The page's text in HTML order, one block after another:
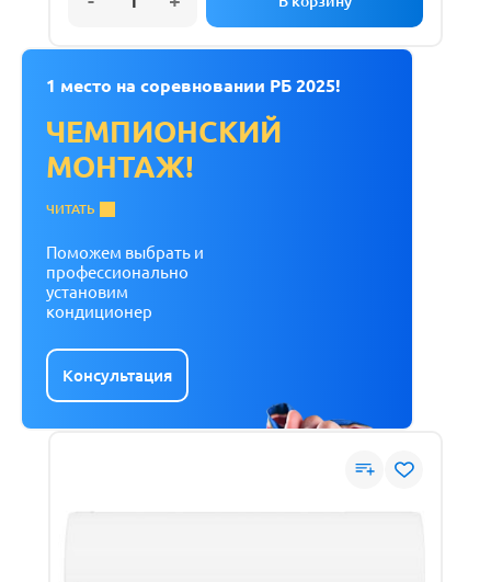
1 место на соревновании РБ 2025!
ЧЕМПИОНСКИЙ
МОНТАЖ!
ЧИТАТЬ
Поможем выбрать и
профессионально
установим
кондиционер
Консультация